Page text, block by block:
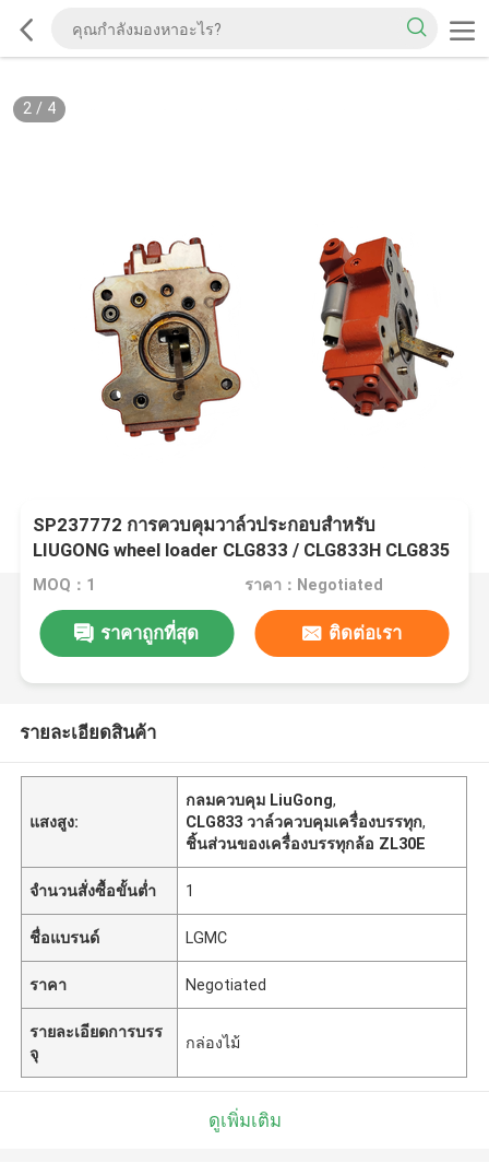
2/ 4
SP237772 การควบคุมวาล์วประกอบสําหรับ
LIUGONG wheel loader CLG833 / CLG833H CLG835
/ CLG835H
MOQ：1 ราคา：Negotiated
ราคาถูกที่สุด ติดต่อเรา
รายละเอียดสินค้า
แสงสูง:
กลมควบคุม LiuGong,
CLG833 วาล์วควบคุมเครื่องบรรทุก,
ชิ้นส่วนของเครื่องบรรทุกล้อ ZL30E
จำนวนสั่งซื้อขั้นต่ำ 1
ชื่อแบรนด์ LGMC
ราคา Negotiated
รายละเอียดการบรร
จุ
กล่องไม้
ดูเพิ่มเติม